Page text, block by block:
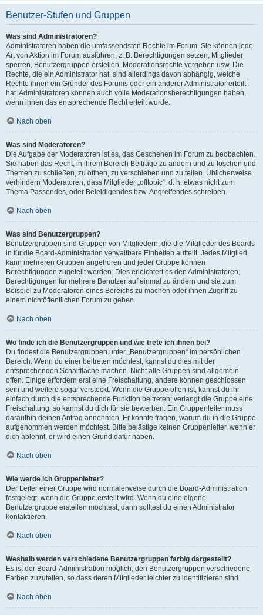
Benutzer-Stufen und Gruppen
Was sind Administratoren?
Administratoren haben die umfassendsten Rechte im Forum. Sie können jede
Art von Aktion im Forum ausführen; z. B. Berechtigungen setzen, Mitglieder
sperren, Benutzergruppen erstellen, Moderationsrechte vergeben usw. Die
Rechte, die ein Administrator hat, sind allerdings davon abhängig, welche
Rechte ihnen ein Gründer des Forums oder ein anderer Administrator erteilt
hat. Administratoren können auch volle Moderationsberechtigungen haben,
wenn ihnen das entsprechende Recht erteilt wurde.
Nach oben
Was sind Moderatoren?
Die Aufgabe der Moderatoren ist es, das Geschehen im Forum zu beobachten.
Sie haben das Recht, in ihrem Bereich Beiträge zu ändern und zu löschen und
Themen zu schließen, zu öffnen, zu verschieben und zu teilen. Üblicherweise
verhindern Moderatoren, dass Mitglieder „offtopic“, d. h. etwas nicht zum
Thema Passendes, oder Beleidigendes bzw. Angreifendes schreiben.
Nach oben
Was sind Benutzergruppen?
Benutzergruppen sind Gruppen von Mitgliedern, die die Mitglieder des Boards
in für die Board-Administration verwaltbare Einheiten aufteilt. Jedes Mitglied
kann mehreren Gruppen angehören und jeder Gruppe können
Berechtigungen zugeteilt werden. Dies erleichtert es den Administratoren,
Berechtigungen für mehrere Benutzer auf einmal zu ändern und sie zum
Beispiel zu Moderatoren eines Bereichs zu machen oder ihnen Zugriff zu
einem nichtöffentlichen Forum zu geben.
Nach oben
Wo finde ich die Benutzergruppen und wie trete ich ihnen bei?
Du findest die Benutzergruppen unter „Benutzergruppen“ im persönlichen
Bereich. Wenn du einer beitreten möchtest, kannst du dies mit der
entsprechenden Schaltfläche machen. Nicht alle Gruppen sind allgemein
offen. Einige erfordern erst eine Freischaltung, andere können geschlossen
sein und weitere sogar versteckt. Wenn die Gruppe offen ist, kannst du ihr
einfach durch die entsprechende Funktion beitreten; verlangt die Gruppe eine
Freischaltung, so kannst du dich für sie bewerben. Ein Gruppenleiter muss
daraufhin deinen Antrag annehmen. Er könnte fragen, warum du in die Gruppe
aufgenommen werden möchtest. Bitte belästige keinen Gruppenleiter, wenn er
dich ablehnt, er wird einen Grund dafür haben.
Nach oben
Wie werde ich Gruppenleiter?
Der Leiter einer Gruppe wird normalerweise durch die Board-Administration
festgelegt, wenn die Gruppe erstellt wird. Wenn du eine eigene
Benutzergruppe erstellen möchtest, dann solltest du einen Administrator
kontaktieren.
Nach oben
Weshalb werden verschiedene Benutzergruppen farbig dargestellt?
Es ist der Board-Administration möglich, den Benutzergruppen verschiedene
Farben zuzuteilen, so dass deren Mitglieder leichter zu identifizieren sind.
Nach oben